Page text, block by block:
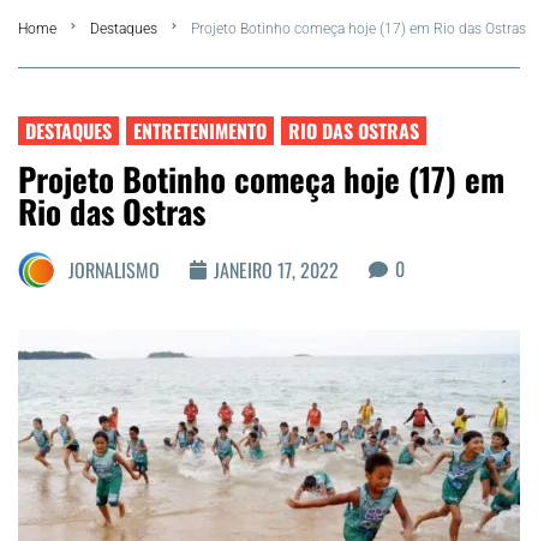
FLA Araru 2026
Região dos Lagos
Matérias Exclusivas
Home Destaques Projeto Botinho começa hoje (17) em Rio das Ostras
DESTAQUES ENTRETENIMENTO RIO DAS OSTRAS
Projeto Botinho começa hoje (17) em
Rio das Ostras
JORNALISMO JANEIRO 17, 2022 0